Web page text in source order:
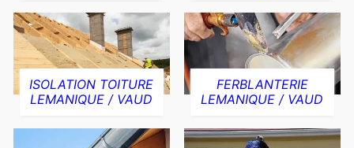
ISOLATION TOITURE
LEMANIQUE / VAUD
FERBLANTERIE
LEMANIQUE / VAUD